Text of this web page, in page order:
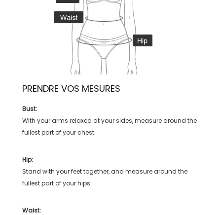
PRENDRE VOS MESURES
Bust:
With your arms relaxed at your sides, measure around the
fullest part of your chest.
Hip:
Stand with your feet together, and measure around the
fullest part of your hips.
Waist: